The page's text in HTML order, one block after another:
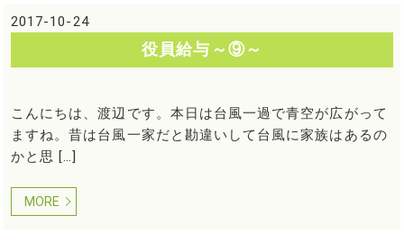
2017-10-24
役員給与～⑨～
こんにちは、渡辺です。本日は台風一過で青空が広がって
ますね。昔は台風一家だと勘違いして台風に家族はあるの
かと思 […]
MORE